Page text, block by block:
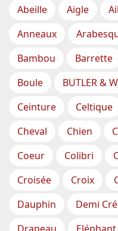
Abeille Aigle
Anneaux
Bambou
Barrette
Boule
BUTLER &
Ceinture
Celtique
Cheval
Chien
Coeur
Colibri
Croisée
Croix
Dauphin
Demi